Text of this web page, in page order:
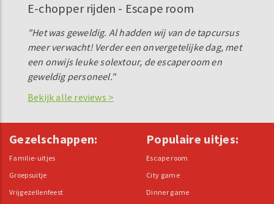
E-chopper rijden - Escape room
"Het was geweldig. Al hadden wij van de tapcursus
meer verwacht! Verder een onvergetelijke dag, met
een onwijs leuke solextour, de escaperoom en
geweldig personeel."
Bekijk alle reviews >
Gezelschappen:
Familie-uitjes
Groepsuitje
Vrijgezellenfeest
Populaire uitjes:
Escape room
City game
Dinner game